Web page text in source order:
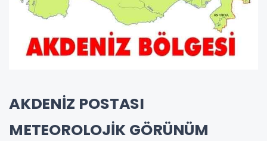
AKDENİZ POSTASI
METEOROLOJİK GÖRÜNÜM